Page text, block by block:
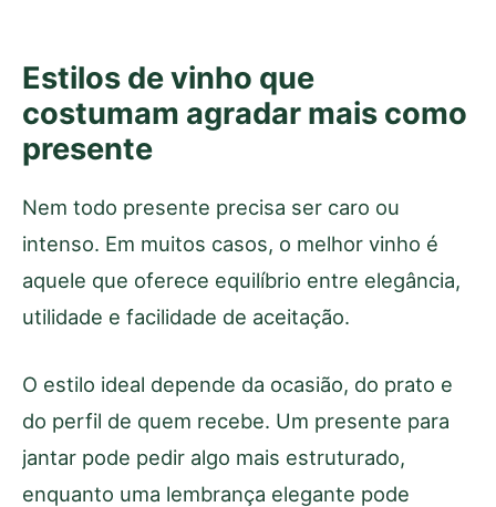
Estilos de vinho que
costumam agradar mais como
presente
Nem todo presente precisa ser caro ou
intenso. Em muitos casos, o melhor vinho é
aquele que oferece equilíbrio entre elegância,
utilidade e facilidade de aceitação.
O estilo ideal depende da ocasião, do prato e
do perfil de quem recebe. Um presente para
jantar pode pedir algo mais estruturado,
enquanto uma lembrança elegante pode